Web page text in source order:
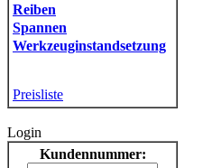
Reiben
Spannen
Werkzeuginstandsetzung
Preisliste
Login
Kundennummer: